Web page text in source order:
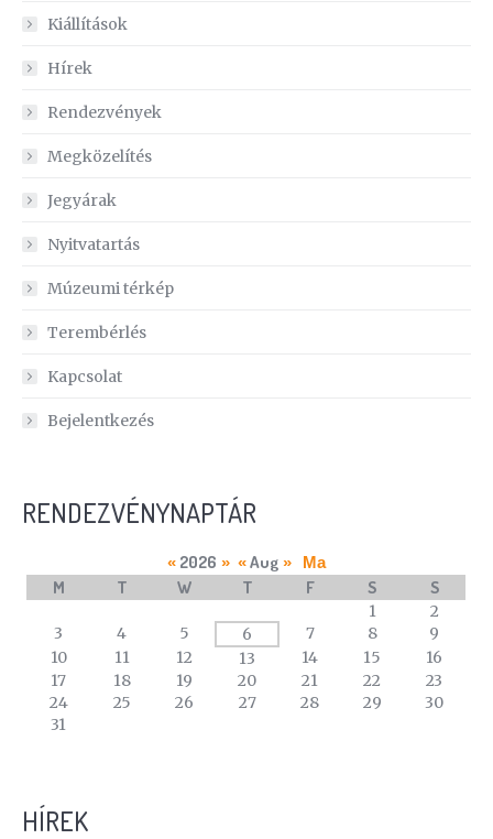
Kiállítások
Hírek
Rendezvények
Megközelítés
Jegyárak
Nyitvatartás
Múzeumi térkép
Terembérlés
Kapcsolat
Bejelentkezés
RENDEZVÉNYNAPTÁR
calendar
events
« 2026 » « Aug » Ma
M T W T F S S
1
2
3
4 5 6 7 8
9
10
11 12 13 14 15
16
17
18 19 20 21 22
23
24
25 26 27 28 29
30
31
HÍREK